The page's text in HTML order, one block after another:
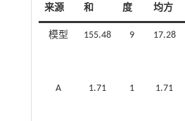
来源
和
度
均方
模型 155.48 9 17.28
A 1.71 1 1.71